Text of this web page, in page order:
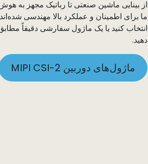
ما برای اطمینان و عملکرد بالا مهندسی
انتخاب کنید یا یک ماژول سفارشی دقیقاً
دهید.
ماژول‌های دوربین MIPI CSI-2